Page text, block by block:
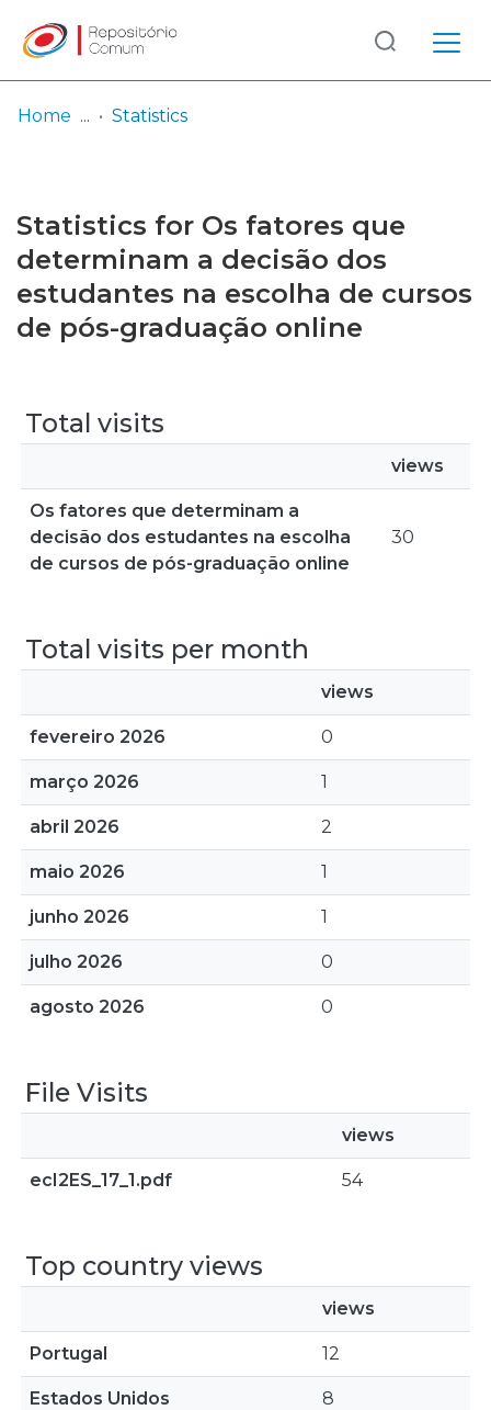
Browse repository
Entities
Log
In
(current)
Home Statistics
Statistics for Os fatores que
determinam a decisão dos
estudantes na escolha de cursos
de pós-graduação online
Total visits
views
Os fatores que determinam a
decisão dos estudantes na escolha
de cursos de pós-graduação online
30
Total visits per month
views
fevereiro 2026 0
março 2026 1
abril 2026 2
maio 2026 1
junho 2026 1
julho 2026 0
agosto 2026 0
File Visits
views
ecI2ES_17_1.pdf 54
Top country views
views
Portugal 12
Estados Unidos 8